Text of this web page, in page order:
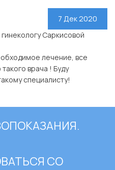
7 Дек 2020
Саркисовой
лечение, все
врача ! Буду
специалисту!
СО